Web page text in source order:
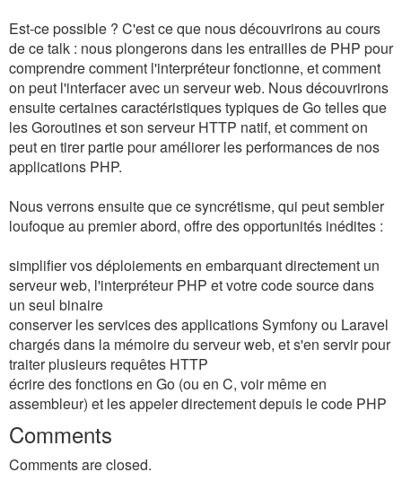
Est-ce possible ? C'est ce que nous découvrirons au cours
de ce talk : nous plongerons dans les entrailles de PHP pour
comprendre comment l'interpréteur fonctionne, et comment
on peut l'interfacer avec un serveur web. Nous découvrirons
ensuite certaines caractéristiques typiques de Go telles que
les Goroutines et son serveur HTTP natif, et comment on
peut en tirer partie pour améliorer les performances de nos
applications PHP.
Nous verrons ensuite que ce syncrétisme, qui peut sembler
loufoque au premier abord, offre des opportunités inédites :
simplifier vos déploiements en embarquant directement un
serveur web, l'interpréteur PHP et votre code source dans
un seul binaire
conserver les services des applications Symfony ou Laravel
chargés dans la mémoire du serveur web, et s'en servir pour
traiter plusieurs requêtes HTTP
écrire des fonctions en Go (ou en C, voir même en
assembleur) et les appeler directement depuis le code PHP
Comments
Comments are closed.